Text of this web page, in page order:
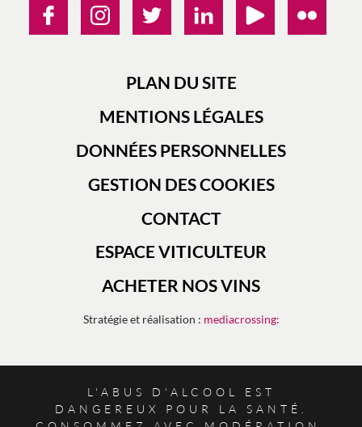
PLAN DU SITE
MENTIONS LÉGALES
DONNÉES PERSONNELLES
GESTION DES COOKIES
CONTACT
ESPACE VITICULTEUR
ACHETER NOS VINS
Stratégie et réalisation : mediacrossing:
L'ABUS D'ALCOOL EST
DANGEREUX POUR LA SANTÉ.